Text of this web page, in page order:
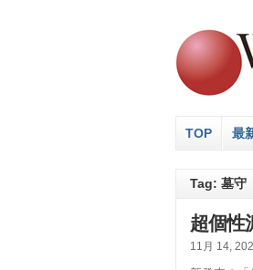
TOP 最
Tag: 墓守
超個性
11月 14,